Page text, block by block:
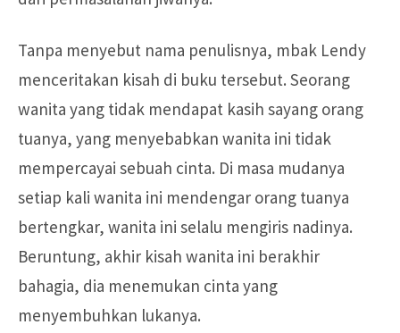
Tanpa menyebut nama penulisnya, mbak Lendy
menceritakan kisah di buku tersebut. Seorang
wanita yang tidak mendapat kasih sayang orang
tuanya, yang menyebabkan wanita ini tidak
mempercayai sebuah cinta. Di masa mudanya
setiap kali wanita ini mendengar orang tuanya
bertengkar, wanita ini selalu mengiris nadinya.
Beruntung, akhir kisah wanita ini berakhir
bahagia, dia menemukan cinta yang
menyembuhkan lukanya.